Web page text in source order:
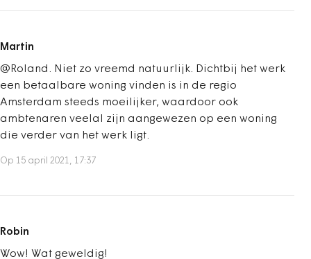
Martin
@Roland. Niet zo vreemd natuurlijk. Dichtbij het werk
een betaalbare woning vinden is in de regio
Amsterdam steeds moeilijker, waardoor ook
ambtenaren veelal zijn aangewezen op een woning
die verder van het werk ligt.
Op 15 april 2021, 17:37
Robin
Wow! Wat geweldig!